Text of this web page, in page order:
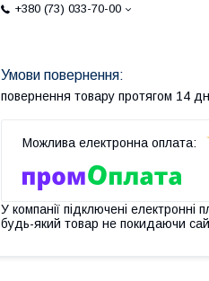
+380 (73) 033-70-00
повернення товару протягом 14
У компанії підключені електронні
будь-який товар не покидаючи